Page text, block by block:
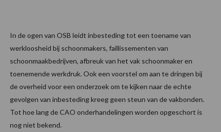
In de ogen van OSB leidt inbesteding tot een toename van
werkloosheid bij schoonmakers, faillissementen van
schoonmaakbedrijven, afbreuk van het vak schoonmaker en
toenemende werkdruk. Ook een voorstel om aan te dringen bij
de overheid voor een onderzoek om te kijken naar de echte
gevolgen van inbesteding kreeg geen steun van de vakbonden.
Tot hoe lang de CAO onderhandelingen worden opgeschort is
nog niet bekend.